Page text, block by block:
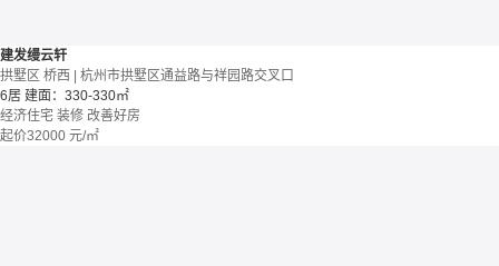
建发缦云轩
拱墅区 桥西 | 杭州市拱墅区通益路与祥园路交叉口
6居 建面：330-330㎡
经济住宅 装修 改善好房
起价32000 元/㎡